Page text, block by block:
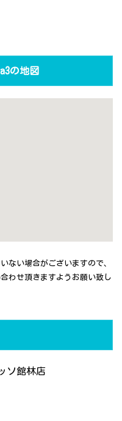
の地図
ない場合がございますので、
わせ頂きますようお願い致し
ソ館林店